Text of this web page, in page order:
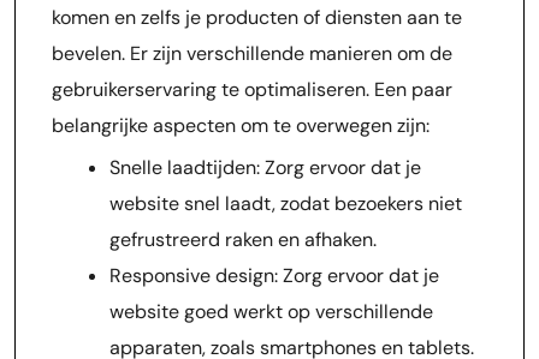
komen en zelfs je producten of diensten aan te
bevelen. Er zijn verschillende manieren om de
gebruikerservaring te optimaliseren. Een paar
belangrijke aspecten om te overwegen zijn:
Snelle laadtijden: Zorg ervoor dat je
website snel laadt, zodat bezoekers niet
gefrustreerd raken en afhaken.
Responsive design: Zorg ervoor dat je
website goed werkt op verschillende
apparaten, zoals smartphones en tablets.